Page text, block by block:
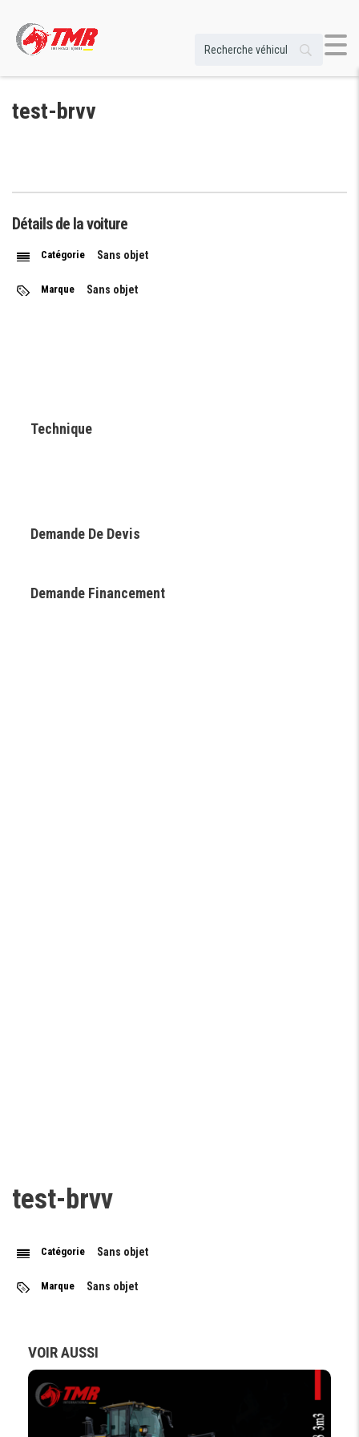
test-brvv
Détails de la voiture
Catégorie Sans objet
Marque Sans objet
Technique
Demande De Devis
Demande Financement
test-brvv
Catégorie Sans objet
Marque Sans objet
VOIR AUSSI